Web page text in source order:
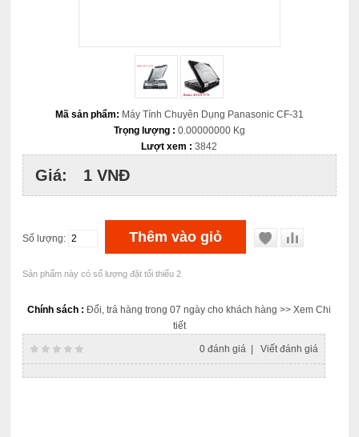
Mã sản phẩm: Máy Tính Chuyên Dụng Panasonic CF-31
Trọng lượng : 0.00000000 Kg
Lượt xem : 3842
Giá: 1 VNĐ
Số lượng:
Sản phẩm này có số lượng đặt tối thiểu 2
Chính sách : Đổi, trả hàng trong 07 ngày cho khách hàng>> Xem Chi
tiết
0 đánh giá| Viết đánh giá